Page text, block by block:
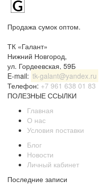
Продажа сумок оптом.
ТК «Галант»
Нижний Новгород,
ул. Гордеевская, 59Б
E-mail: tk-galant@yandex.ru
Телефон: +7 961 638 01 83
ПОЛЕЗНЫЕ ССЫЛКИ
Главная
О нас
Условия поставки
Блог
Новости
Личный кабинет
Последние записи